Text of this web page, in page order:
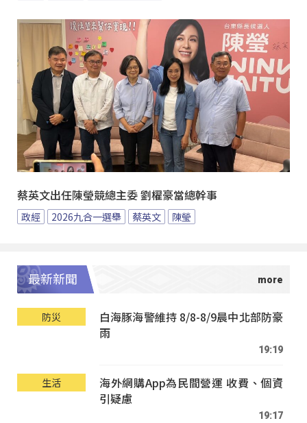
蔡英文出任陳瑩競總主委 劉櫂豪當總幹事
政經 2026九合一選舉 蔡英文 陳瑩
最新新聞
防災
白海豚海警維持 8/8-8/9晨中北部防豪
雨
19:19
生活
海外網購App為民間營運 收費、個資
引疑慮
19:17